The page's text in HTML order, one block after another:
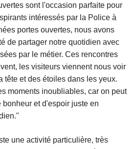
sont l'occasion parfaite pour
intéressés par la Police à
portes ouvertes, nous avons
de partager notre quotidien avec
par le métier. Ces rencontres
les visiteurs viennent nous voir
tête et des étoiles dans les yeux.
moments inoubliables, car on peut
et d'espoir juste en
une activité particulière, très